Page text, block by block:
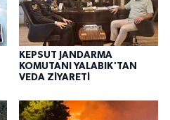
KEPSUT JANDARMA
KOMUTANI YALABIK'TAN
VEDA ZİYARETİ